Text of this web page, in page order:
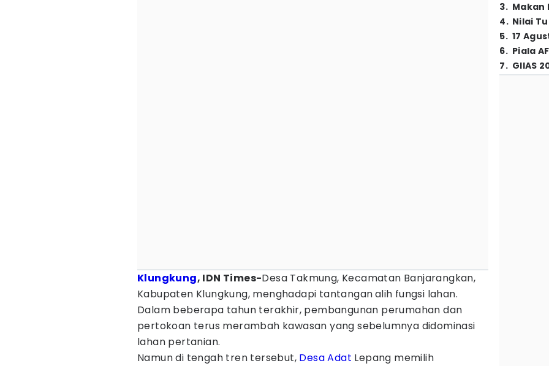
Klungkung, IDN Times-Desa Takmung, Kecamatan Banjarangkan,
Kabupaten Klungkung, menghadapi tantanganalih fungsi lahan.
Dalam beberapa tahun terakhir, pembangunan perumahan dan
pertokoan terus merambah kawasan yang sebelumnya didominasi
lahan pertanian.
Namun di tengah tren tersebut, Desa Adat Lepang memilih
3. Makan
4. Nilai
5. 17
6. Piala
7. GIIAS